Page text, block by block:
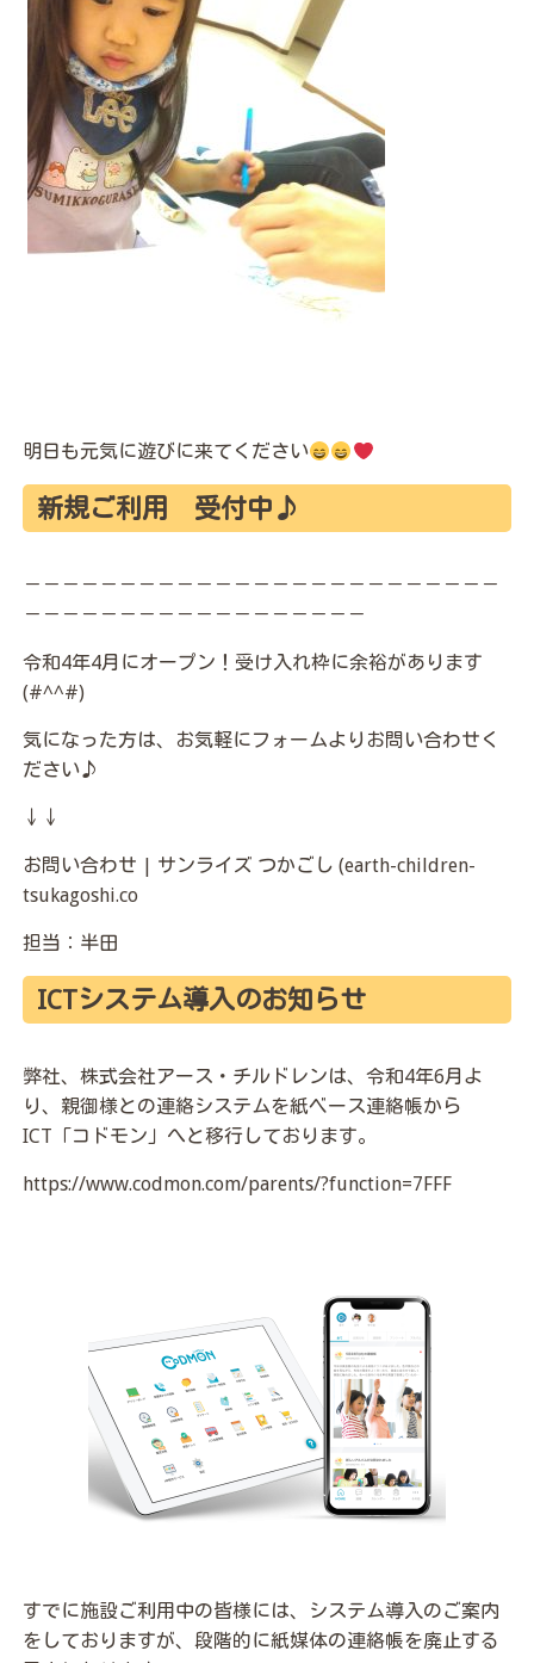
明日も元気に遊びに来てください
新規ご利用 受付中♪
－－－－－－－－－－－－－－－－－－－－－－－－－
－－－－－－－－－－－－－－－－－－
令和4年4月にオープン！受け入れ枠に余裕があります
(#^^#)
気になった方は、お気軽にフォームよりお問い合わせく
ださい♪
↓↓
お問い合わせ | サンライズ つかごし (earth-children-
tsukagoshi.co
担当：半田
ICTシステム導入のお知らせ
弊社、株式会社アース・チルドレンは、令和4年6月よ
り、親御様との連絡システムを紙ベース連絡帳から
ICT「コドモン」へと移行しております。
https://www.codmon.com/parents/?function=7FFF
すでに施設ご利用中の皆様には、システム導入のご案内
をしておりますが、段階的に紙媒体の連絡帳を廃止する